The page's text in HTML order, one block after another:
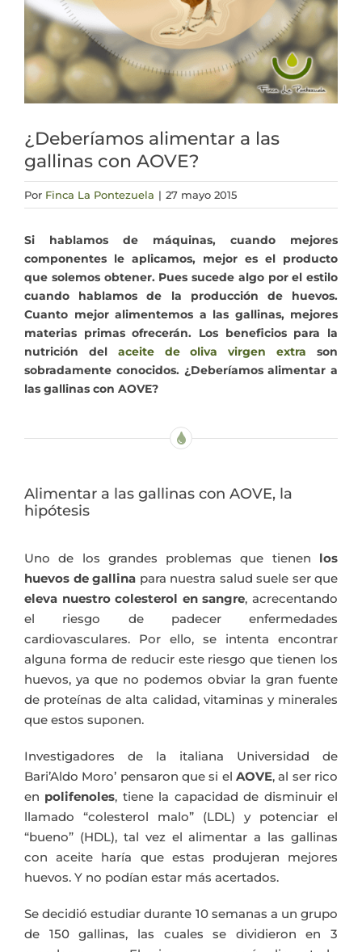
Actualidad
Mi cuenta
¿Deberíamos alimentar a las
gallinas con AOVE?
Por Finca La Pontezuela | 27 mayo 2015
Si hablamos de máquinas, cuando mejores
componentes le aplicamos, mejor es el producto
que solemos obtener. Pues sucede algo por el estilo
cuando hablamos de la producción de huevos.
Cuanto mejor alimentemos a las gallinas, mejores
materias primas ofrecerán. Los beneficios para la
nutrición del aceite de oliva virgen extra son
sobradamente conocidos. ¿Deberíamos alimentar a
las gallinas con AOVE?
Alimentar a las gallinas con AOVE, la
hipótesis
Uno de los grandes problemas que tienen los
huevos de gallina para nuestra salud suele ser que
eleva nuestro colesterol en sangre, acrecentando
el riesgo de padecer enfermedades
cardiovasculares. Por ello, se intenta encontrar
alguna forma de reducir este riesgo que tienen los
huevos, ya que no podemos obviar la gran fuente
de proteínas de alta calidad, vitaminas y minerales
que estos suponen.
Investigadores de la italiana Universidad de
Bari’Aldo Moro’ pensaron que si el AOVE, al ser rico
en polifenoles, tiene la capacidad de disminuir el
llamado “colesterol malo” (LDL) y potenciar el
“bueno” (HDL), tal vez el alimentar a las gallinas
con aceite haría que estas produjeran mejores
huevos. Y no podían estar más acertados.
Se decidió estudiar durante 10 semanas a un grupo
de 150 gallinas, las cuales se dividieron en 3